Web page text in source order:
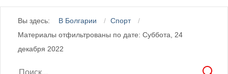
Вы здесь: В Болгарии
Спорт
Материалы отфильтрованы по дате: Суббота, 24
декабря 2022